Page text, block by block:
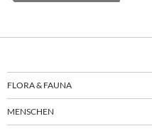
FLORA & FAUNA
MENSCHEN